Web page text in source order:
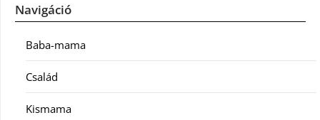
Navigáció
Baba-mama
Család
Kismama